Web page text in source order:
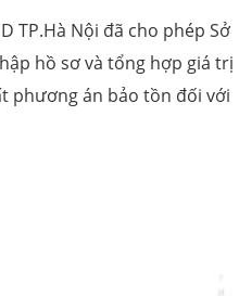
TP.Hà Nội đã cho phép Sở
hồ sơ và tổng hợp giá trị
phương án bảo tồn đối với